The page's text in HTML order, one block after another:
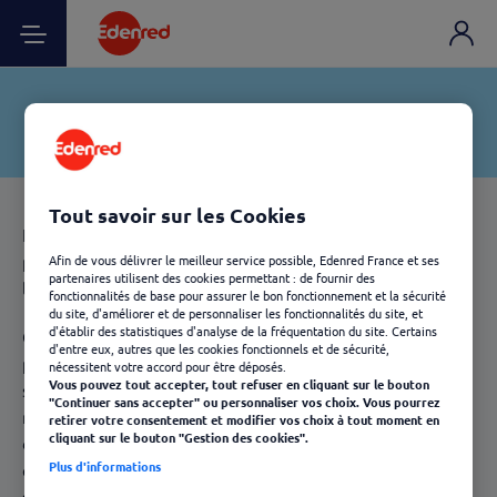
Les collectivités disposent de différents moyens pour
permettre à leurs employés, un équilibre optimal entre
leur vie personnelle et leur vie professionnelle.
Outre les diverses primes et indemnités définies, elles
peuvent accorder à leurs employés des avantages
sociaux sous forme d'aide à la restauration (titres-
restaurant), aux vacances et à l'accès à la cultures ou
divers loisirs (chèques cadeaux), mais aussi des chèques
emploi service universel pour simplifier l'emploi de
Tout savoir sur les Cookies
Afin de vous délivrer le meilleur service possible, Edenred France et ses
partenaires utilisent des cookies permettant : de fournir des
fonctionnalités de base pour assurer le bon fonctionnement et la sécurité
du site, d'améliorer et de personnaliser les fonctionnalités du site, et
d'établir des statistiques d'analyse de la fréquentation du site. Certains
d'entre eux, autres que les cookies fonctionnels et de sécurité,
nécessitent votre accord pour être déposés.
Vous pouvez tout accepter, tout refuser en cliquant sur le bouton
"Continuer sans accepter" ou personnaliser vos choix. Vous pourrez
retirer votre consentement et modifier vos choix à tout moment en
cliquant sur le bouton "Gestion des cookies".
Plus d'informations